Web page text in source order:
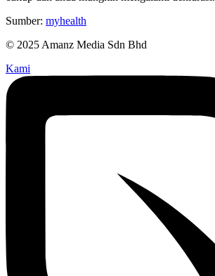
Sumber: myhealth
© 2025 Amanz Media Sdn Bhd
Kami